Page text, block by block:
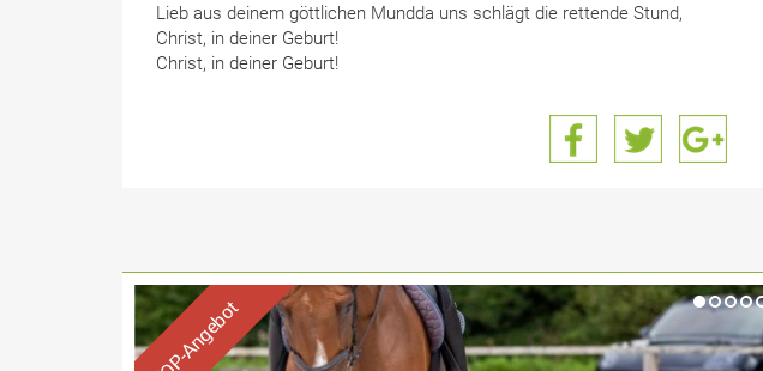
Lieb aus deinem göttlichen Mundda uns schlägt die rettende Stund,
Christ, in deiner Geburt!
Christ, in deiner Geburt!